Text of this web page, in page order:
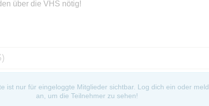
über die VHS nötig!
ist nur für eingeloggte Mitglieder sichtbar. Log dich ein oder
an, um die Teilnehmer zu sehen!